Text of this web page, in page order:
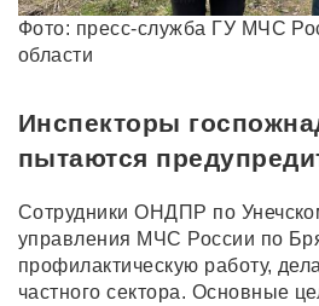
Фото: пресс-служба ГУ МЧС
области
Инспекторы
пытаются
Сотрудники ОНДПР по
управления МЧС России по
профилактическую работу,
частного сектора. Основные